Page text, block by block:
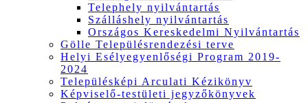
Telephely nyilvántartás
Szálláshely nyilvántartás
Országos Kereskedelmi Nyilvántartás
Gölle Településrendezési terve
Helyi Esélyegyenlőségi Program 2019-
2024
Településképi Arculati Kézikönyv
Képviselő-testületi jegyzőkönyvek